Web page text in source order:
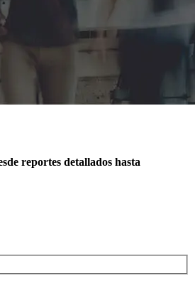
reportes detallados hasta